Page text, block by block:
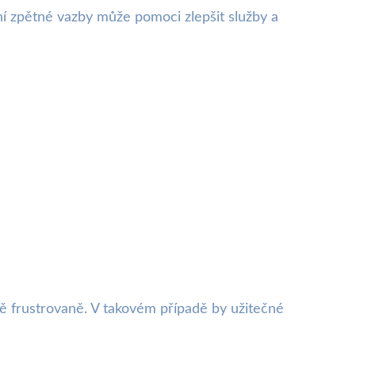
vazby může pomoci zlepšit služby a
frustrovaně. V takovém případě by užitečné